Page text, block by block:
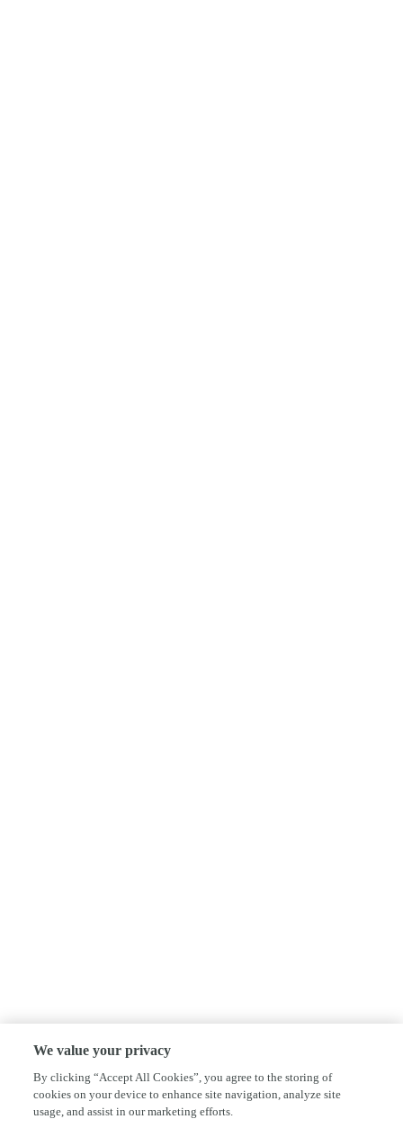
We value your privacy
By clicking “Accept All Cookies”, you agree to the storing of
cookies on your device to enhance site navigation, analyze site
usage, and assist in our marketing efforts.